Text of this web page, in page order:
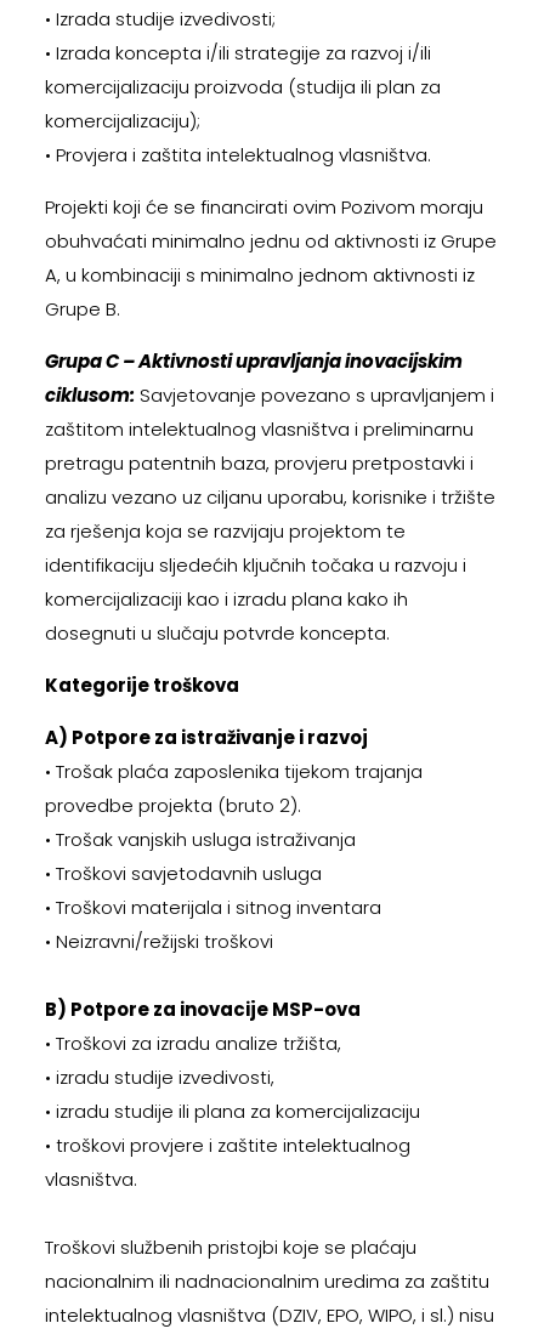
• Izrada studije izvedivosti;
• Izrada koncepta i/ili strategije za razvoj i/ili
komercijalizaciju proizvoda (studija ili plan za
komercijalizaciju);
• Provjera i zaštita intelektualnog vlasništva.
Projekti koji će se financirati ovim Pozivom moraju
obuhvaćati minimalno jednu od aktivnosti iz Grupe
A, u kombinaciji s minimalno jednom aktivnosti iz
Grupe B.
Grupa C – Aktivnosti upravljanja inovacijskim
ciklusom: Savjetovanje povezano s upravljanjem i
zaštitom intelektualnog vlasništva i preliminarnu
pretragu patentnih baza, provjeru pretpostavki i
analizu vezano uz ciljanu uporabu, korisnike i tržište
za rješenja koja se razvijaju projektom te
identifikaciju sljedećih ključnih točaka u razvoju i
komercijalizaciji kao i izradu plana kako ih
dosegnuti u slučaju potvrde koncepta.
Kategorije troškova
A) Potpore za istraživanje i razvoj
• Trošak plaća zaposlenika tijekom trajanja
provedbe projekta (bruto 2).
• Trošak vanjskih usluga istraživanja
• Troškovi savjetodavnih usluga
• Troškovi materijala i sitnog inventara
• Neizravni/režijski troškovi
B) Potpore za inovacije MSP-ova
• Troškovi za izradu analize tržišta,
• izradu studije izvedivosti,
• izradu studije ili plana za komercijalizaciju
• troškovi provjere i zaštite intelektualnog
vlasništva.
Troškovi službenih pristojbi koje se plaćaju
nacionalnim ili nadnacionalnim uredima za zaštitu
intelektualnog vlasništva (DZIV, EPO, WIPO, i sl.) nisu